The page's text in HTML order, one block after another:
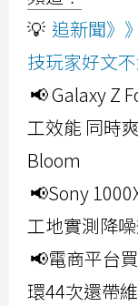
💡 追新聞》
技玩家好文不
📢 Galaxy Z
工效能 同時
Bloom
📢Sony
工地實測降
📢電商平台
環44次還帶